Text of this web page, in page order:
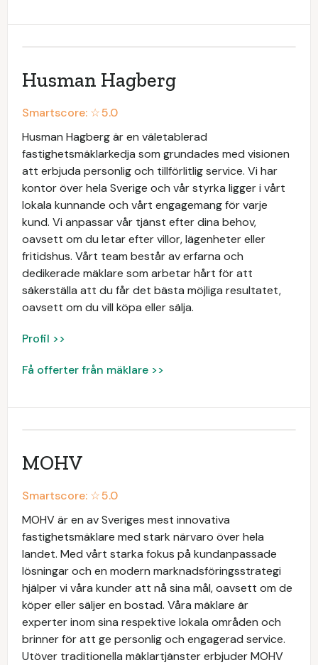
Husman Hagberg
Smartscore: ☆5.0
Husman Hagberg är en väletablerad
fastighetsmäklarkedja som grundades med visionen
att erbjuda personlig och tillförlitlig service. Vi har
kontor över hela Sverige och vår styrka ligger i vårt
lokala kunnande och vårt engagemang för varje
kund. Vi anpassar vår tjänst efter dina behov,
oavsett om du letar efter villor, lägenheter eller
fritidshus. Vårt team består av erfarna och
dedikerade mäklare som arbetar hårt för att
säkerställa att du får det bästa möjliga resultatet,
oavsett om du vill köpa eller sälja.
Profil >>
Få offerter från mäklare >>
MOHV
Smartscore: ☆5.0
MOHV är en av Sveriges mest innovativa
fastighetsmäklare med stark närvaro över hela
landet. Med vårt starka fokus på kundanpassade
lösningar och en modern marknadsföringsstrategi
hjälper vi våra kunder att nå sina mål, oavsett om de
köper eller säljer en bostad. Våra mäklare är
experter inom sina respektive lokala områden och
brinner för att ge personlig och engagerad service.
Utöver traditionella mäklartjänster erbjuder MOHV